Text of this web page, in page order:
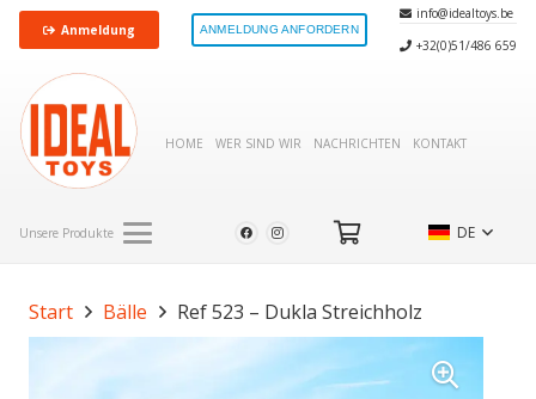
Anmeldung ANMELDUNG ANFORDERN
info@idealtoys.be
+32(0)51/486 659
HOME WER SIND WIR NACHRICHTEN KONTAKT
Unsere Produkte DE
Start Bälle Ref 523 – Dukla Streichholz